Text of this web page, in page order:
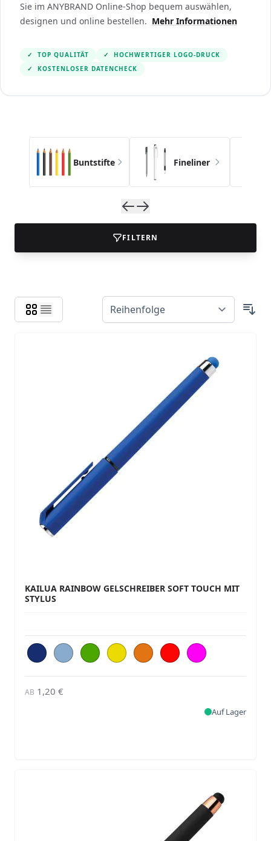
Sie im ANYBRAND Online-Shop bequem auswählen,
designen und online bestellen. Mehr Informationen
✓ TOP QUALITÄT ✓
HOCHWERTIGER LOGO-DRUCK
✓
KOSTENLOSER DATENCHECK
Navigating through the elements of the carousel is
Press to skip the carousel
Buntstifte Fineliner
FILTERN
KAILUA RAINBOW GELSCHREIBER SOFT TOUCH MIT
STYLUS
AB 1,20 €
Auf Lager